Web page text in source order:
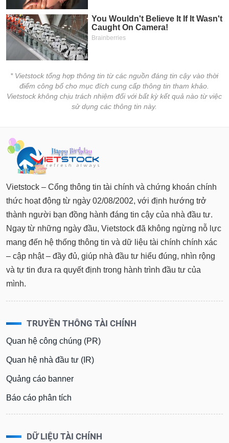
* Vietstock tổng hợp thông tin từ các nguồn đáng tin cậy vào thời
điểm công bố cho mục đích cung cấp thông tin tham khảo.
Vietstock không chịu trách nhiệm đối với bất kỳ kết quả nào từ việc
sử dụng các thông tin này.
Vietstock – Cổng thông tin tài chính và chứng khoán chính
thức hoạt động từ ngày 02/08/2002, với định hướng trở
thành người bạn đồng hành đáng tin cậy của nhà đầu tư.
Ngay từ những ngày đầu, Vietstock đã không ngừng nỗ lực
mang đến hệ thống thông tin và dữ liệu tài chính chính xác
– cập nhật – đầy đủ, giúp nhà đầu tư hiểu đúng, nhìn rộng
và tự tin đưa ra quyết định trong hành trình đầu tư của
mình.
TRUYỀN THÔNG TÀI CHÍNH
Quan hệ công chúng (PR)
Quan hệ nhà đầu tư (IR)
Quảng cáo banner
Báo cáo phân tích
DỮ LIỆU TÀI CHÍNH
chính